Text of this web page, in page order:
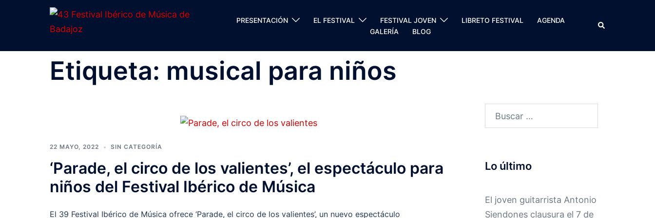
PRESENTACIÓN EL FESTIVAL FESTIVAL JOVEN LIBRETO FESTIVAL
AGENDA
GALERÍA
BLOG
Buscar
Etiqueta: musical para niños
22 MAYO, 2022 SIN CATEGORÍA
‘Parade, el circo de los valientes’, el espectáculo para
niños del Festival Ibérico de Música
El 39 Festival Ibérico de Música ofrece ‘Parade, el circo de los valientes’, un nuevo espectáculo
Lo último
El joven guitarrista Antonio
Siendones clausura el 7 de